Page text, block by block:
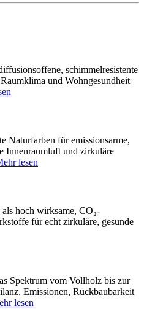
schimmelresistente
und Wohngesundheit
Naturfarben für emissionsarme,
Innenraumluft und zirkuläre
lesen
hoch wirksame, CO₂-
für echt zirkuläre, gesunde
Spektrum vom Vollholz bis zur
Emissionen, Rückbaubarkeit
lesen